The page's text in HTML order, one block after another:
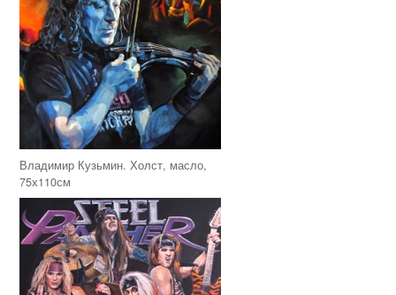
Владимир Кузьмин. Холст, масло,
75х110см